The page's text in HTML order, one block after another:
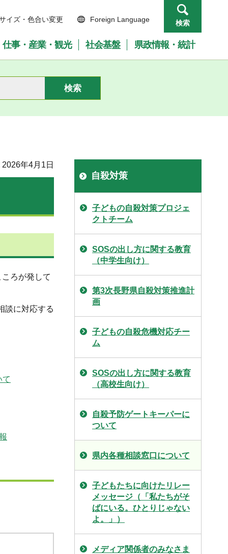
イズ・色合い変更 Foreign Language 検索
仕事・産業・観光 社会基盤 県政情報・統計
年4月1日
ろが発して
談に対応する
て
自殺対策
子どもの自殺対策プロジェ
クトチーム
SOSの出し方に関する教育
（中学生向け）
第3次長野県自殺対策推進計
画
子どもの自殺危機対応チー
ム
SOSの出し方に関する教育
（高校生向け）
自殺予防ゲートキーパーに
ついて
県内各種相談窓口について
子どもたちに向けたリレー
メッセージ（「私たちがそ
ばにいる。ひとりじゃない
よ。」）
メディア関係者のみなさま